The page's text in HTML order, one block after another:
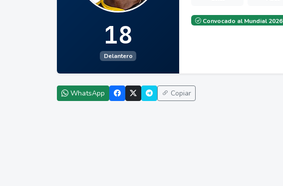
18
Delantero
Convocado al Mundial 2026
WhatsApp Copiar